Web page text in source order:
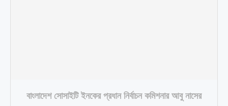
বাংলাদেশ সোসাইটি ইনকের প্রধান নির্বাচন কমিশনার আবু নাসের